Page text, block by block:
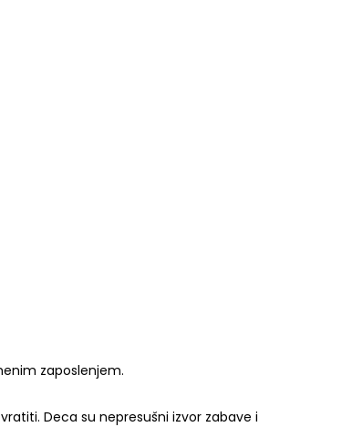
zaposlenjem.
Deca su nepresušni izvor zabave i